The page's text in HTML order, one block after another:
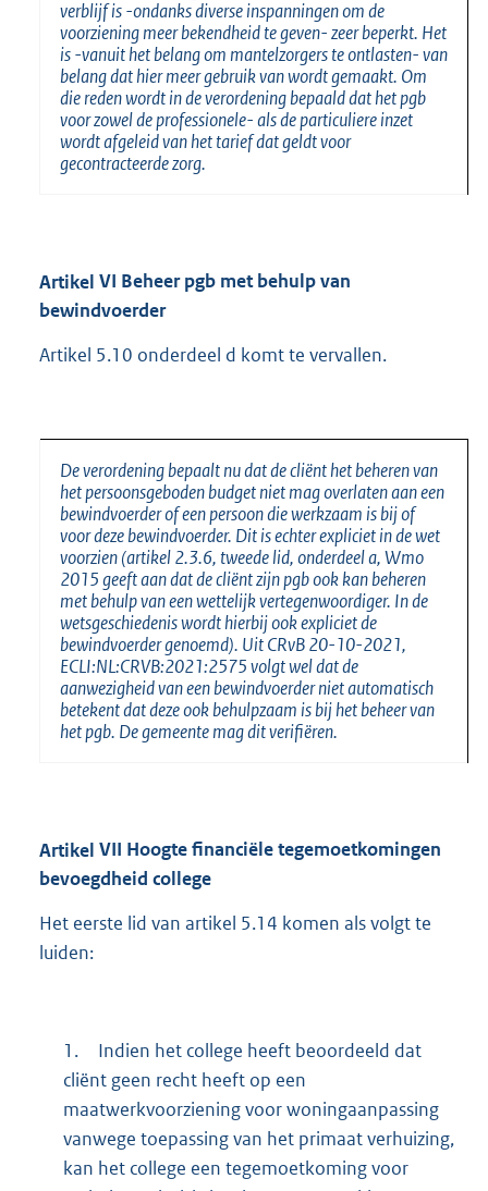
verblijf is -ondanks diverse inspanningen om de
voorziening meer bekendheid te geven- zeer beperkt. Het
is -vanuit het belang om mantelzorgers te ontlasten- van
belang dat hier meer gebruik van wordt gemaakt. Om
die reden wordt in de verordening bepaald dat het pgb
voor zowel de professionele- als de particuliere inzet
wordt afgeleid van het tarief dat geldt voor
gecontracteerde zorg.
Artikel VI Beheer pgb met behulp van
bewindvoerder
Artikel 5.10 onderdeel d komt te vervallen.
De verordening bepaalt nu dat de cliënt het beheren van
het persoonsgeboden budget niet mag overlaten aan een
bewindvoerder of een persoon die werkzaam is bij of
voor deze bewindvoerder. Dit is echter expliciet in de wet
voorzien (artikel 2.3.6, tweede lid, onderdeel a, Wmo
2015 geeft aan dat de cliënt zijn pgb ook kan beheren
met behulp van een wettelijk vertegenwoordiger. In de
wetsgeschiedenis wordt hierbij ook expliciet de
bewindvoerder genoemd). Uit CRvB 20-10-2021,
ECLI:NL:CRVB:2021:2575 volgt wel dat de
aanwezigheid van een bewindvoerder niet automatisch
betekent dat deze ook behulpzaam is bij het beheer van
het pgb. De gemeente mag dit verifiëren.
Artikel VII Hoogte financiële tegemoetkomingen
bevoegdheid college
Het eerste lid van artikel 5.14 komen als volgt te
luiden:
1.
Indien het college heeft beoordeeld dat
cliënt geen recht heeft op een
maatwerkvoorziening voor woningaanpassing
vanwege toepassing van het primaat verhuizing,
kan het college een tegemoetkoming voor